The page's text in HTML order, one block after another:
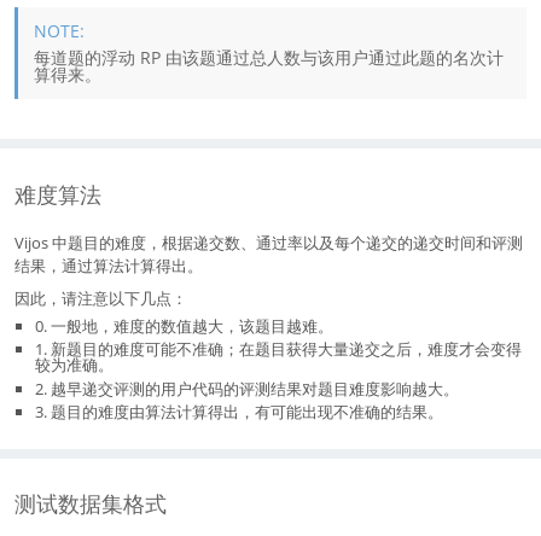
每道题的浮动 RP 由该题通过总人数与该用户通过此题的名次计
算得来。
难度算法
Vijos 中题目的难度，根据递交数、通过率以及每个递交的递交时间和评测
结果，通过算法计算得出。
因此，请注意以下几点：
0. 一般地，难度的数值越大，该题目越难。
1. 新题目的难度可能不准确；在题目获得大量递交之后，难度才会变得
较为准确。
2. 越早递交评测的用户代码的评测结果对题目难度影响越大。
3. 题目的难度由算法计算得出，有可能出现不准确的结果。
测试数据集格式